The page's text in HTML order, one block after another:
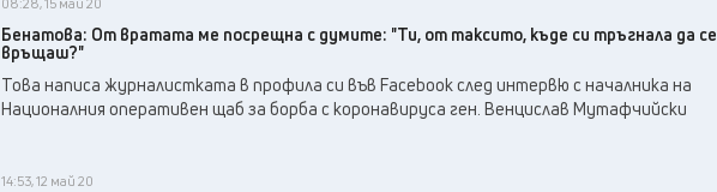
Бенатова: От вратата ме посрещна с думите: "Ти, от таксито, къде си тръгнала да се
връщаш?"
Това написа журналистката в профила си във Facebook след интервю с началникa на
Националния оперативен щаб за борба с коронавируса ген. Венцислав Мутафчийски
14:53, 12 май 20